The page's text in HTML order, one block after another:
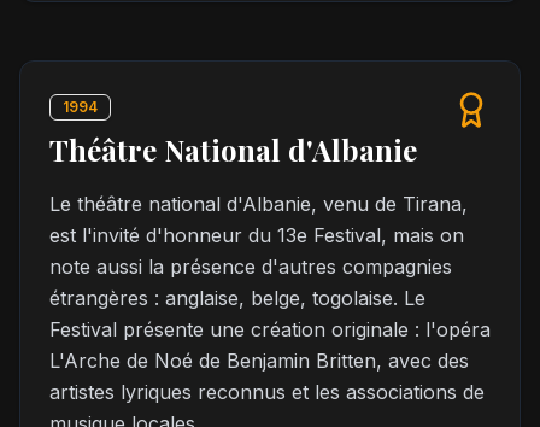
1994
Théâtre National d'Albanie
Le théâtre national d'Albanie, venu de Tirana,
est l'invité d'honneur du 13e Festival, mais on
note aussi la présence d'autres compagnies
étrangères : anglaise, belge, togolaise. Le
Festival présente une création originale : l'opéra
L'Arche de Noé de Benjamin Britten, avec des
artistes lyriques reconnus et les associations de